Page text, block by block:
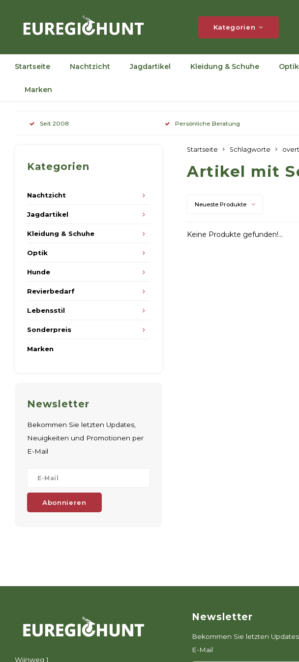
Kategorien
Startseite Nachtzicht Jagdartikel Kleidung & Schuhe Optik
Marken
Seit 2008 Persönliche Beratung
Kategorien
Nachtzicht
Jagdartikel
Kleidung & Schuhe
Optik
Hunde
Revierbedarf
Lebensstil
Sonderpreis
Marken
Newsletter
Bekommen Sie letzten Updates,
Neuigkeiten und Promotionen per
E-Mail
Abonnieren
Startseite Schlagworte
Artikel mit
Neueste Produkte
Keine Produkte gefunden!...
Wijnweg 1
Newsletter
Bekommen Sie letzten
E-Mail